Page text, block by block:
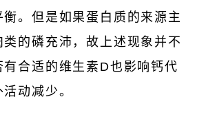
。但是如果蛋白质的来源主
的磷充沛，故上述现象并不
合适的维生素D也影响钙代
动减少。